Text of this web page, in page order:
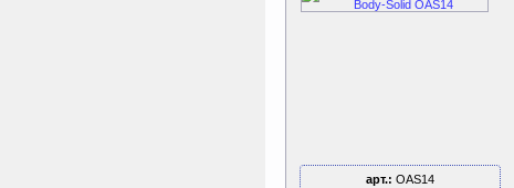
арт.: OAS14